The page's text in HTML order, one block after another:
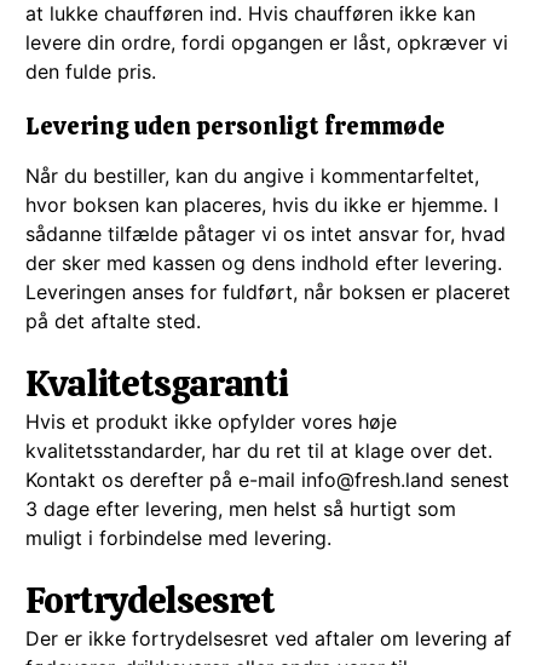
at lukke chaufføren ind. Hvis chaufføren ikke kan
levere din ordre, fordi opgangen er låst, opkræver vi
den fulde pris.
Levering uden personligt fremmøde
Når du bestiller, kan du angive i kommentarfeltet,
hvor boksen kan placeres, hvis du ikke er hjemme. I
sådanne tilfælde påtager vi os intet ansvar for, hvad
der sker med kassen og dens indhold efter levering.
Leveringen anses for fuldført, når boksen er placeret
på det aftalte sted.
Kvalitetsgaranti
Hvis et produkt ikke opfylder vores høje
kvalitetsstandarder, har du ret til at klage over det.
Kontakt os derefter på e-mail info@fresh.land senest
3 dage efter levering, men helst så hurtigt som
muligt i forbindelse med levering.
Fortrydelsesret
Der er ikke fortrydelsesret ved aftaler om levering af